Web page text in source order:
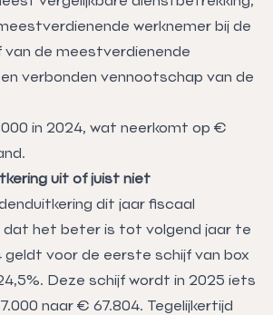
werknemer bij de
de meestverdienende
verbonden vennootschap van de
in 2024, wat neerkomt op €
uit of juist niet
dit jaar fiscaal
dat het beter is tot volgend jaar te
geldt voor de eerste schijf van box
Deze schijf wordt in 2025 iets
naar € 67.804. Tegelijkertijd